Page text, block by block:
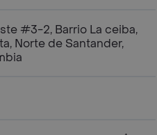
#3-2, Barrio La ceiba,
Norte de Santander,